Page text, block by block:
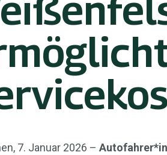
7. Januar 2026 –